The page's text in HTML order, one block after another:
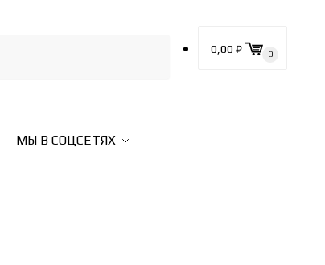
0,00 ₽ 0
МЫ В СОЦСЕТЯХ